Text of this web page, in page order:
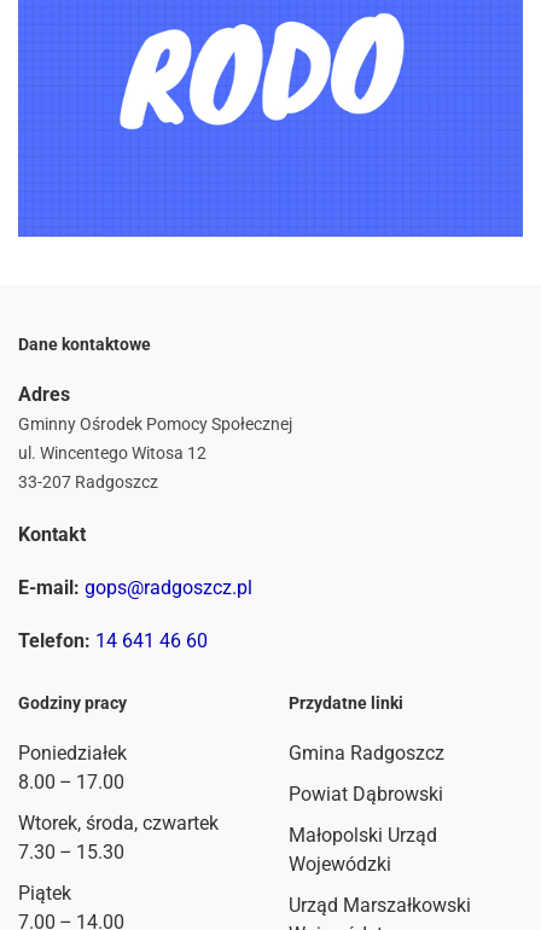
Dane kontaktowe
Adres
Gminny Ośrodek Pomocy Społecznej
ul. Wincentego Witosa 12
33-207 Radgoszcz
Kontakt
E-mail: gops@radgoszcz.pl
Telefon: 14 641 46 60
Godziny pracy
Poniedziałek
8.00 – 17.00
Wtorek, środa, czwartek
7.30 – 15.30
Piątek
7.00 – 14.00
Przydatne linki
Gmina Radgoszcz
Powiat Dąbrowski
Małopolski Urząd
Wojewódzki
Urząd Marszałkowski